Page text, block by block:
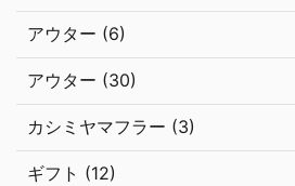
アウター (6)
アウター (30)
カシミヤマフラー (3)
ギフト (12)